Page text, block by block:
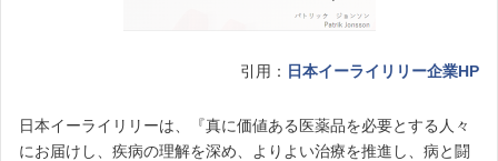
引用： 日本イーライリリー企業HP
日本イーライリリーは、『真に価値ある医薬品を必要とする人々
にお届けし、疾病の理解を深め、よりよい治療を推進し、病と闘